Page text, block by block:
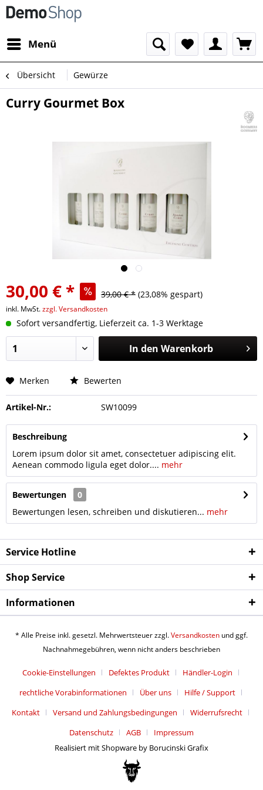
Menü
Übersicht Gewürze
Curry Gourmet Box
30,00 € * 39,00 € * (23,08% gespart)
inkl. MwSt.zzgl. Versandkosten
Sofort versandfertig, Lieferzeit ca. 1-3 Werktage
In den Warenkorb
Merken Bewerten
Artikel-Nr.: SW10099
Beschreibung
Lorem ipsum dolor sit amet, consectetuer adipiscing elit.
Aenean commodo ligula eget dolor.... mehr
Bewertungen
0
Bewertungen lesen, schreiben und diskutieren... mehr
Service Hotline
Shop Service
Informationen
* Alle Preise inkl. gesetzl. Mehrwertsteuer zzgl.Versandkosten und ggf.
Nachnahmegebühren, wenn nicht anders beschrieben
Cookie-Einstellungen Defektes Produkt
Händler-Login
rechtliche Vorabinformationen
Über uns
Hilfe / Support
Kontakt
Versand und Zahlungsbedingungen
Widerrufsrecht
Datenschutz
AGB
Impressum
Realisiert mit Shopware by Borucinski Grafix